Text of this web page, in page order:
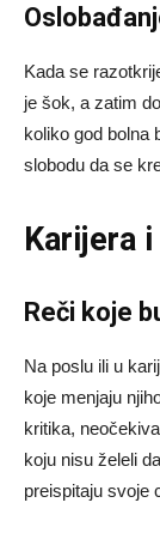
Kada se
je šok, a zatim
koliko god bolna
slobodu da se
Karijera
Reči koje
Na poslu ili u
koje menjaju
kritika,
koju nisu želeli
preispitaju svoje